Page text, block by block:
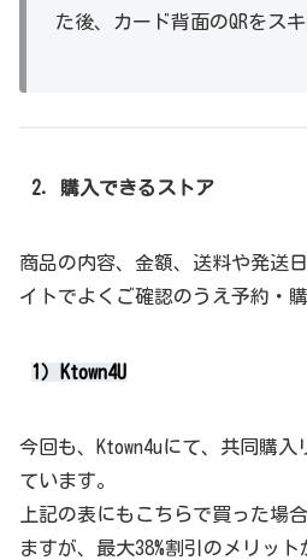
た後、カード背面のQRをス
2．購入できるストア
商品の内容、金額、送料や発送
イトでよくご確認のうえ予約・
1）Ktown4U
今回も、Ktown4uにて、共同購
ています。
上記の表にもこちらで買った場
ますが、最大38%割引のメリッ